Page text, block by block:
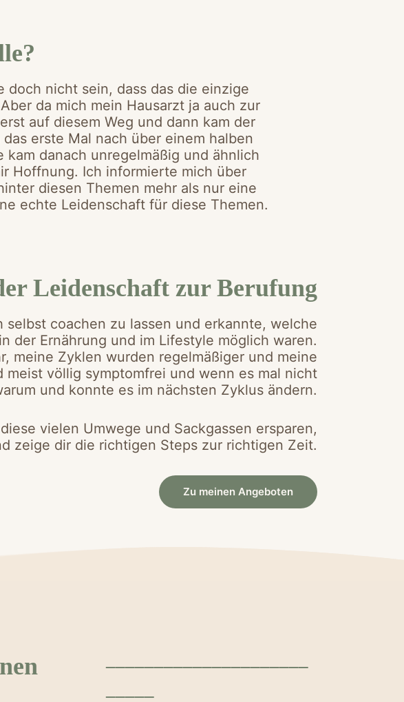
nicht sein, dass das die einzige
da mich mein Hausarzt ja auch zur
auf diesem Weg und dann kam der
erste Mal nach über einem halben
danach unregelmäßig und ähnlich
Hoffnung. Ich informierte mich über
diesen Themen mehr als nur eine
echte Leidenschaft für diese Themen.
Leidenschaft zur Berufung
coachen zu lassen und erkannte, welche
der Ernährung und im Lifestyle möglich waren.
meine Zyklen wurden regelmäßiger und meine
meist völlig symptomfrei und wenn es mal nicht
und konnte es im nächsten Zyklus ändern.
vielen Umwege und Sackgassen ersparen,
zeige dir die richtigen Steps zur richtigen Zeit.
Zu meinen Angeboten